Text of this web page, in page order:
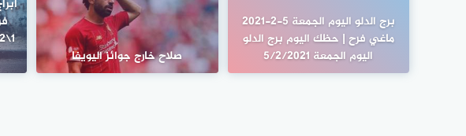
برج الدلو اليوم الجمعة 5-2-2021
ماغي فرح | حظك اليوم برج الدلو
اليوم الجمعة 5/2/2021
صلاح خارج جوائز اليويفا